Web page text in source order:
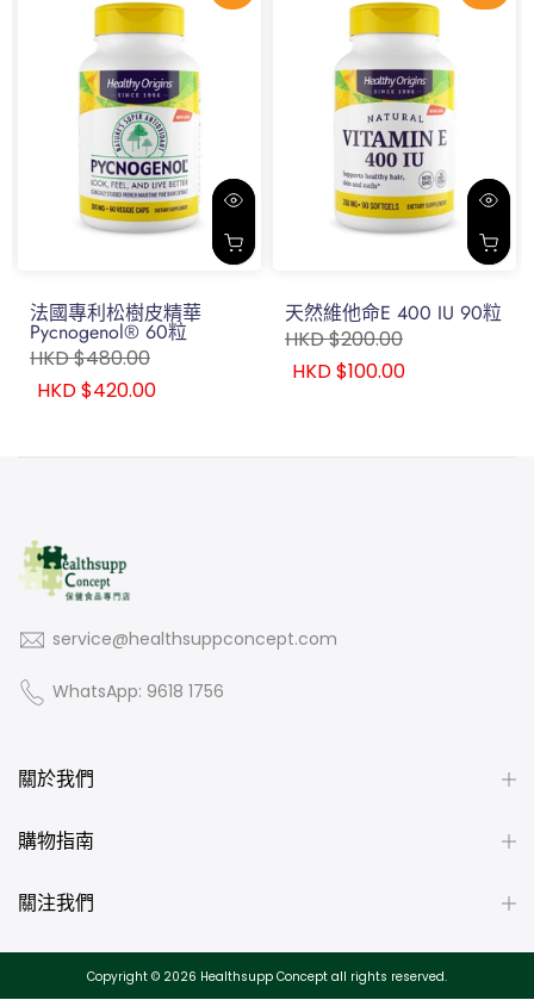
主要成分
每粒含量
綜合天然消化酵素（共14種）
400毫克
Amylase
20,000 DU
Protease 4.5
60,000 HUT
Peptidase
10,000 HUT
Alpha-Galactosidase
500 GalU
Glucoamylase
30 AGU
Pectinase
35 endo-
PGU
Beta-Glucanase
Lactase
Diastase
Invertase
法國專利松樹皮精華
Pycnogenol® 60粒
HKD $480.00
HKD $420.00
天然維他命E 400 IU 90粒
HKD $200.00
HKD $100.00
service@healthsuppconcept.com
WhatsApp: 9618 1756
關於我們
購物指南
關注我們
Copyright © 2026 Healthsupp Concept all rights reserved.